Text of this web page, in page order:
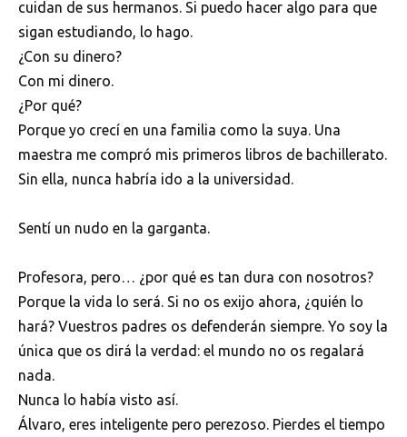
cuidan de sus hermanos. Si puedo hacer algo para que
sigan estudiando, lo hago.
¿Con su dinero?
Con mi dinero.
¿Por qué?
Porque yo crecí en una familia como la suya. Una
maestra me compró mis primeros libros de bachillerato.
Sin ella, nunca habría ido a la universidad.
Sentí un nudo en la garganta.
Profesora, pero… ¿por qué es tan dura con nosotros?
Porque la vida lo será. Si no os exijo ahora, ¿quién lo
hará? Vuestros padres os defenderán siempre. Yo soy la
única que os dirá la verdad: el mundo no os regalará
nada.
Nunca lo había visto así.
Álvaro, eres inteligente pero perezoso. Pierdes el tiempo